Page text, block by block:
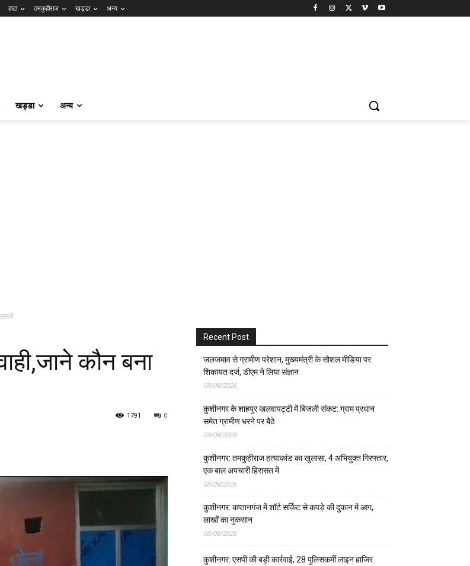
हाटा तमकुहीराज खड्डा अन्य
खड्डा अन्य
एसओ
कौन बना
0
1791
Recent Post
जलजमाव से ग्रामीण परेशान, मुख्यमंत्री के सोशल मीडिया पर
शिकायत दर्ज, डीएम ने लिया संज्ञान
09/08/2026
कुशीनगर के शाहपुर खलवापट्टी में बिजली संकट: ग्राम प्रधान
समेत ग्रामीण धरने पर बैठे
09/08/2026
कुशीनगर: तमकुहीराज हत्याकांड का खुलासा, 4 अभियुक्त गिरफ्तार,
एक बाल अपचारी हिरासत में
08/08/2026
कुशीनगर: कप्तानगंज में शॉर्ट सर्किट से कपड़े की दुकान में आग,
लाखों का नुकसान
08/08/2026
कुशीनगर: एसपी की बड़ी कार्रवाई, 28 पुलिसकर्मी लाइन हाजिर